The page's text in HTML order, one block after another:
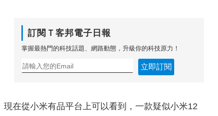
訂閱Ｔ客邦電子日報
掌握最熱門的科技話題、網路動態，升級你的科技原力！
立即訂閱
現在從小米有品平台上可以看到，一款疑似小米12